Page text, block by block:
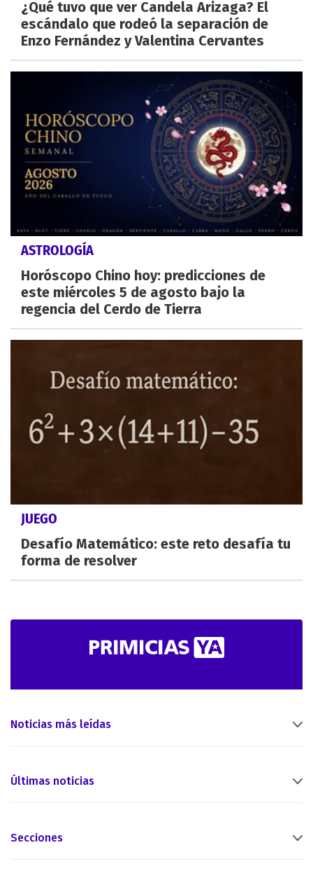
¿Qué tuvo que ver Candela Arizaga? El
escándalo que rodeó la separación de
Enzo Fernández y Valentina Cervantes
ASTROLOGÍA
Horóscopo Chino hoy: predicciones de
este miércoles 5 de agosto bajo la
regencia del Cerdo de Tierra
JUEGO
Desafío Matemático: este reto desafía tu
forma de resolver
Noticias más leídas
Últimas noticias
Secciones